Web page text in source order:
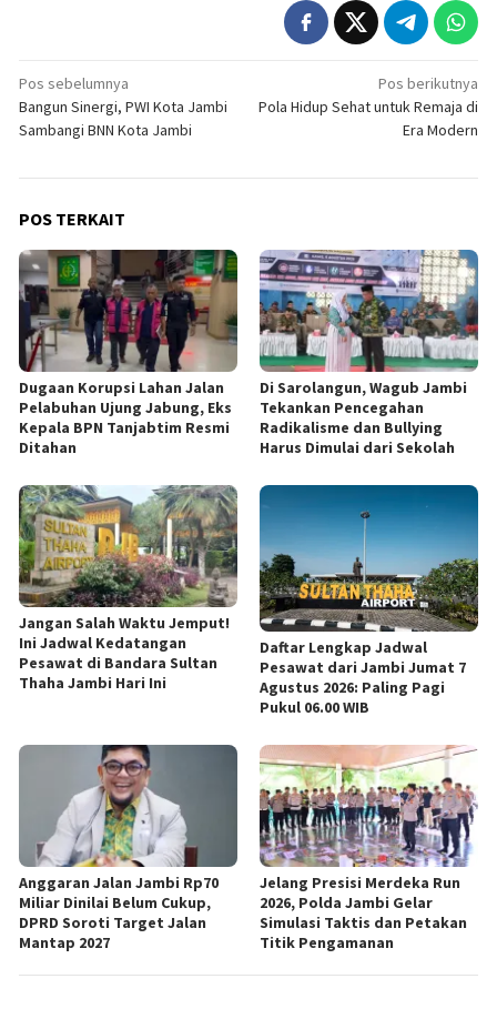
Navigasi
pos
Pos sebelumnya
Bangun Sinergi, PWI Kota Jambi
Sambangi BNN Kota Jambi
Pos berikutnya
Pola Hidup Sehat untuk Remaja di
Era Modern
POS TERKAIT
Dugaan Korupsi Lahan Jalan
Pelabuhan Ujung Jabung, Eks
Kepala BPN Tanjabtim Resmi
Ditahan
Di Sarolangun, Wagub Jambi
Tekankan Pencegahan
Radikalisme dan Bullying
Harus Dimulai dari Sekolah
Jangan Salah Waktu Jemput!
Ini Jadwal Kedatangan
Pesawat di Bandara Sultan
Thaha Jambi Hari Ini
Daftar Lengkap Jadwal
Pesawat dari Jambi Jumat 7
Agustus 2026: Paling Pagi
Pukul 06.00 WIB
Anggaran Jalan Jambi Rp70
Miliar Dinilai Belum Cukup,
DPRD Soroti Target Jalan
Mantap 2027
Jelang Presisi Merdeka Run
2026, Polda Jambi Gelar
Simulasi Taktis dan Petakan
Titik Pengamanan